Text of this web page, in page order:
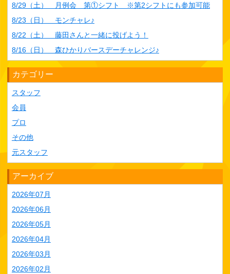
8/29（土） 月例会 第①シフト ※第2シフトにも参加可能
8/23（日） モンチャレ♪
8/22（土） 藤田さんと一緒に投げよう！
8/16（日） 森ひかりバースデーチャレンジ♪
カテゴリー
スタッフ
会員
プロ
その他
元スタッフ
アーカイブ
2026年07月
2026年06月
2026年05月
2026年04月
2026年03月
2026年02月